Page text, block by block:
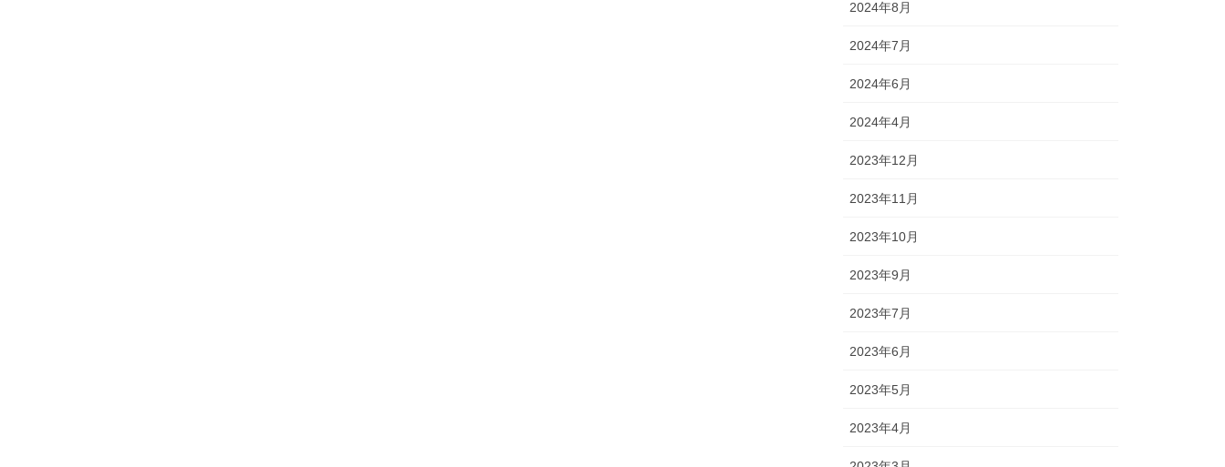
2024年8月
2024年7月
2024年6月
2024年4月
2023年12月
2023年11月
2023年10月
2023年9月
2023年7月
2023年6月
2023年5月
2023年4月